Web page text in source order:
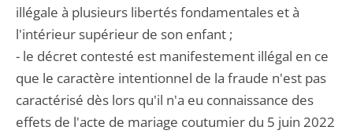
illégale à plusieurs libertés fondamentales et à
l'intérieur supérieur de son enfant ;
- le décret contesté est manifestement illégal en ce
que le caractère intentionnel de la fraude n'est pas
caractérisé dès lors qu'il n'a eu connaissance des
effets de l'acte de mariage coutumier du 5 juin 2022